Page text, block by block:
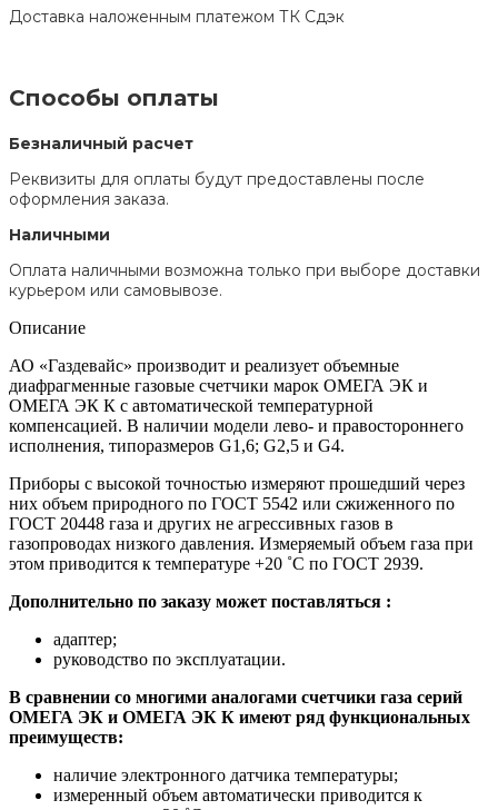
Доставка наложенным платежом ТК Сдэк
Способы оплаты
Безналичный расчет
Реквизиты для оплаты будут предоставлены после
оформления заказа.
Наличными
Оплата наличными возможна только при выборе доставки
курьером или самовывозе.
Описание
АО «Газдевайс» производит и реализует объемные
диафрагменные газовые счетчики марок ОМЕГА ЭК и
ОМЕГА ЭК К с автоматической температурной
компенсацией. В наличии модели лево- и правостороннего
исполнения, типоразмеров G1,6; G2,5 и G4.
Приборы с высокой точностью измеряют прошедший через
них объем природного по ГОСТ 5542 или сжиженного по
ГОСТ 20448 газа и других не агрессивных газов в
газопроводах низкого давления. Измеряемый объем газа при
этом приводится к температуре +20 ˚С по ГОСТ 2939.
Дополнительно по заказу может поставляться :
адаптер;
руководство по эксплуатации.
В сравнении со многими аналогами счетчики газа серий
ОМЕГА ЭК и ОМЕГА ЭК К имеют ряд функциональных
преимуществ:
наличие электронного датчика температуры;
измеренный объем автоматически приводится к